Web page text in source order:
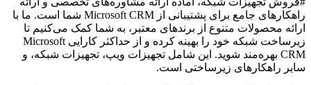
راهکارهای جامع برای پشتیبانی از Microsoft CRM شما است. ما با
ارائه محصولات متنوع از برندهای معتبر، به شما کمک می‌کنیم تا
زیرساخت شبکه خود را بهینه کرده و از حداکثر کارایی Microsoft
CRM بهره‌مند شوید. این شامل تجهیزات ویپ، تجهیزات شبکه، و
سایر راهکارهای زیرساختی است.